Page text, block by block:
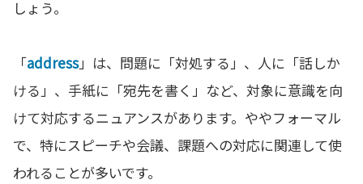
しょう。
「address」は、問題に「対処する」、人に「話しか
ける」、手紙に「宛先を書く」など、対象に意識を向
けて対応するニュアンスがあります。ややフォーマル
で、特にスピーチや会議、課題への対応に関連して使
われることが多いです。